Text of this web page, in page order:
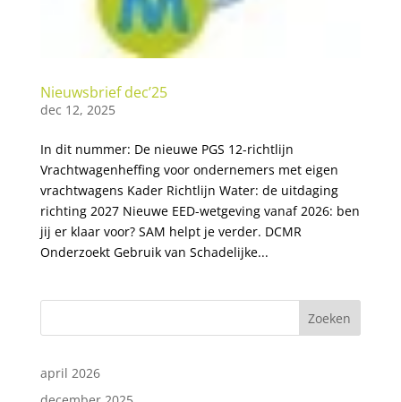
Nieuwsbrief dec’25
dec 12, 2025
In dit nummer: De nieuwe PGS 12-richtlijn
Vrachtwagenheffing voor ondernemers met eigen
vrachtwagens Kader Richtlijn Water: de uitdaging
richting 2027 Nieuwe EED-wetgeving vanaf 2026: ben
jij er klaar voor? SAM helpt je verder. DCMR
Onderzoekt Gebruik van Schadelijke...
Zoeken
april 2026